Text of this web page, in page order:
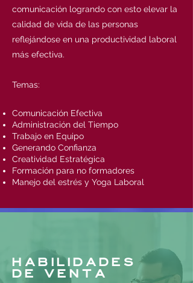
comunicación logrando con esto elevar la
calidad de vida de las personas
reflejándose en una productividad laboral
más efectiva.
Temas:
Comunicación Efectiva
Administración del Tiempo
Trabajo en Equipo
Generando Confianza
Creatividad Estratégica
Formación para no formadores
Manejo del estrés y Yoga Laboral
HABILIDADES
DE VENTA